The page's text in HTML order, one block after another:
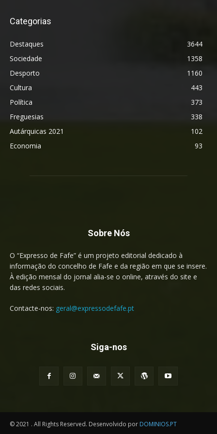
Categorias
Destaques
3644
Sociedade
1358
Desporto
1160
Cultura
443
Política
373
Freguesias
338
Autárquicas 2021
102
Economia
93
Sobre Nós
O “Expresso de Fafe” é um projeto editorial dedicado à
informação do concelho de Fafe e da região em que se insere.
À edição mensal do jornal alia-se o online, através do site e
das redes sociais.
Contacte-nos: geral@expressodefafe.pt
Siga-nos
© 2021 . All Rights Reserved. Desenvolvido por DOMINIOS.PT